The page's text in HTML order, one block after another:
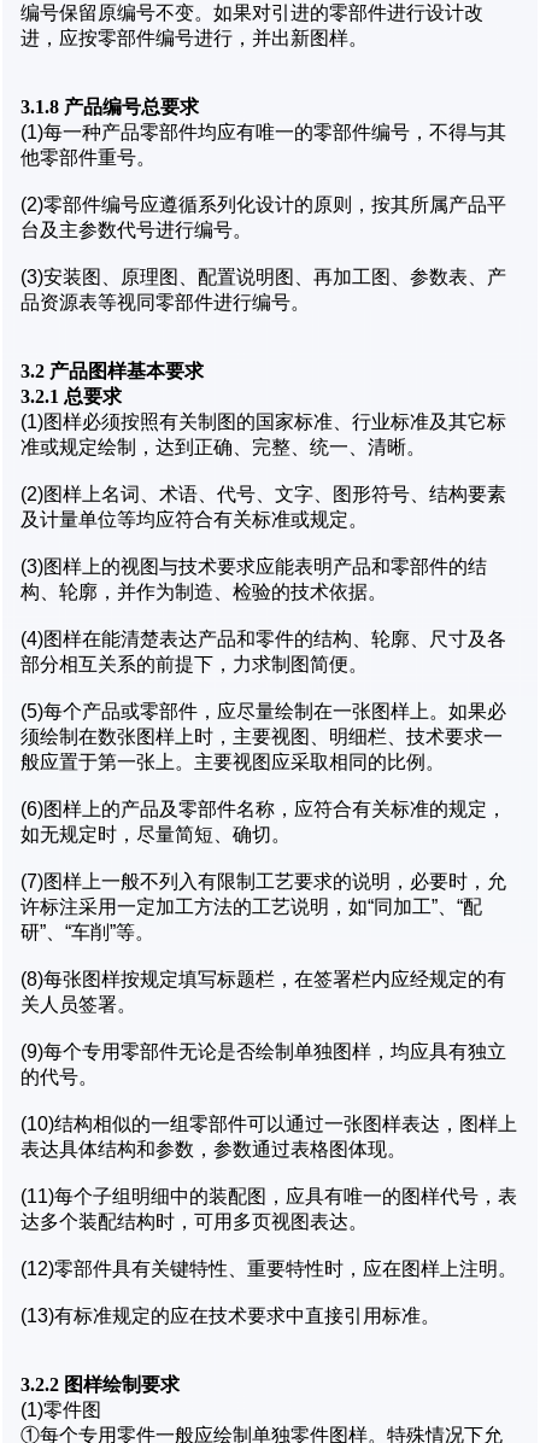
编号保留原编号不变。如果对引进的零部件进行设计改
进，应按零部件编号进行，并出新图样。
3.1.8 产品编号总要求
(1)每一种产品零部件均应有唯一的零部件编号，不得与其
他零部件重号。
(2)零部件编号应遵循系列化设计的原则，按其所属产品平
台及主参数代号进行编号。
(3)安装图、原理图、配置说明图、再加工图、参数表、产
品资源表等视同零部件进行编号。
3.2 产品图样基本要求
3.2.1 总要求
(1)图样必须按照有关制图的国家标准、行业标准及其它标
准或规定绘制，达到正确、完整、统一、清晰。
(2)图样上名词、术语、代号、文字、图形符号、结构要素
及计量单位等均应符合有关标准或规定。
(3)图样上的视图与技术要求应能表明产品和零部件的结
构、轮廓，并作为制造、检验的技术依据。
(4)图样在能清楚表达产品和零件的结构、轮廓、尺寸及各
部分相互关系的前提下，力求制图简便。
(5)每个产品或零部件，应尽量绘制在一张图样上。如果必
须绘制在数张图样上时，主要视图、明细栏、技术要求一
般应置于第一张上。主要视图应采取相同的比例。
(6)图样上的产品及零部件名称，应符合有关标准的规定，
如无规定时，尽量简短、确切。
(7)图样上一般不列入有限制工艺要求的说明，必要时，允
许标注采用一定加工方法的工艺说明，如“同加工”、“配
研”、“车削”等。
(8)每张图样按规定填写标题栏，在签署栏内应经规定的有
关人员签署。
(9)每个专用零部件无论是否绘制单独图样，均应具有独立
的代号。
(10)结构相似的一组零部件可以通过一张图样表达，图样上
表达具体结构和参数，参数通过表格图体现。
(11)每个子组明细中的装配图，应具有唯一的图样代号，表
达多个装配结构时，可用多页视图表达。
(12)零部件具有关键特性、重要特性时，应在图样上注明。
(13)有标准规定的应在技术要求中直接引用标准。
3.2.2 图样绘制要求
(1)零件图
①每个专用零件一般应绘制单独零件图样。特殊情况下允